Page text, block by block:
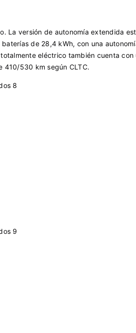
La versión de autonomía extendida
de 28,4 kWh, con una
eléctrico también cuenta
410/530 km según CLTC.